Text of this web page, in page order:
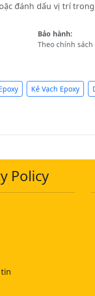
đánh dấu vị trí
Bảo hành:
Theo chính sách
Kẻ Vạch Epoxy
Policy